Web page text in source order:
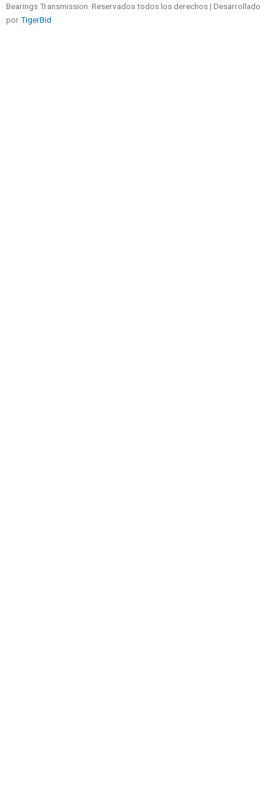
Bearings Transmission. Reservados todos los derechos | Desarrollado
porTigerBid